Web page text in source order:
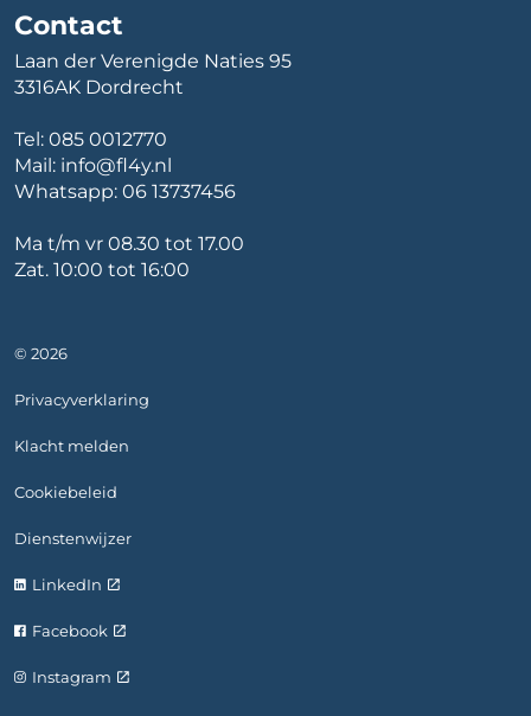
Contact
Laan der Verenigde Naties 95
3316AK Dordrecht
Tel: 085 0012770
Mail: info@fl4y.nl
Whatsapp: 06 13737456
Ma t/m vr 08.30 tot 17.00
Zat. 10:00 tot 16:00
© 2026
Privacyverklaring
Klacht melden
Cookiebeleid
Dienstenwijzer
LinkedIn
Facebook
Instagram